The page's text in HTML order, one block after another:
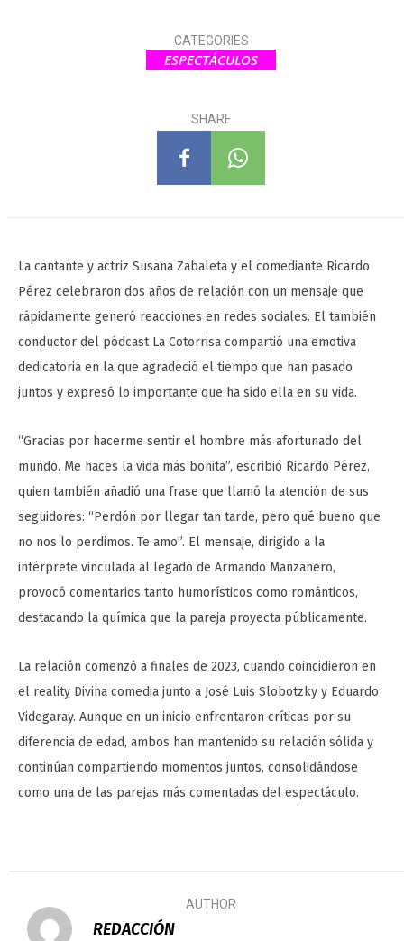
CATEGORIES
ESPECTÁCULOS
SHARE
La cantante y actriz Susana Zabaleta y el comediante Ricardo
Pérez celebraron dos años de relación con un mensaje que
rápidamente generó reacciones en redes sociales. El también
conductor del pódcast La Cotorrisa compartió una emotiva
dedicatoria en la que agradeció el tiempo que han pasado
juntos y expresó lo importante que ha sido ella en su vida.
“Gracias por hacerme sentir el hombre más afortunado del
mundo. Me haces la vida más bonita”, escribió Ricardo Pérez,
quien también añadió una frase que llamó la atención de sus
seguidores: “Perdón por llegar tan tarde, pero qué bueno que
no nos lo perdimos. Te amo”. El mensaje, dirigido a la
intérprete vinculada al legado de Armando Manzanero,
provocó comentarios tanto humorísticos como románticos,
destacando la química que la pareja proyecta públicamente.
La relación comenzó a finales de 2023, cuando coincidieron en
el reality Divina comedia junto a José Luis Slobotzky y Eduardo
Videgaray. Aunque en un inicio enfrentaron críticas por su
diferencia de edad, ambos han mantenido su relación sólida y
continúan compartiendo momentos juntos, consolidándose
como una de las parejas más comentadas del espectáculo.
AUTHOR
REDACCIÓN